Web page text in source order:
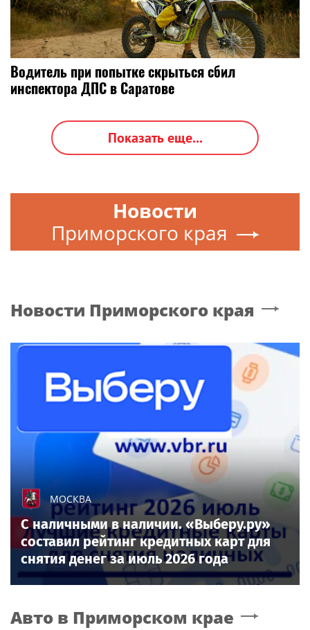
Водитель при попытке скрыться сбил
инспектора ДПС в Саратове
Показать еще...
Новости
Приморского края
Новости Приморского края
МОСКВА
С наличными в наличии. «Выберу.ру»
составил рейтинг кредитных карт для
снятия денег за июль 2026 года
Авто в Приморском крае